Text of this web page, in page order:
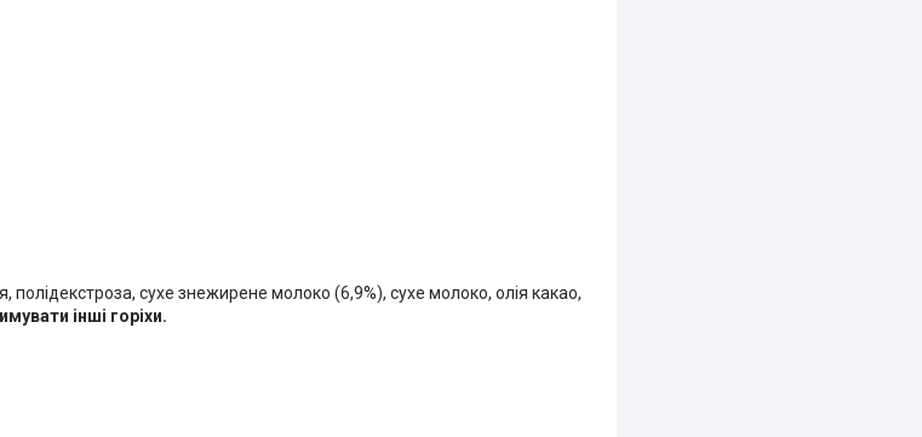
полідекстроза, сухе знежирене молоко (6,9%), сухе молоко, олія какао,
інші горіхи.